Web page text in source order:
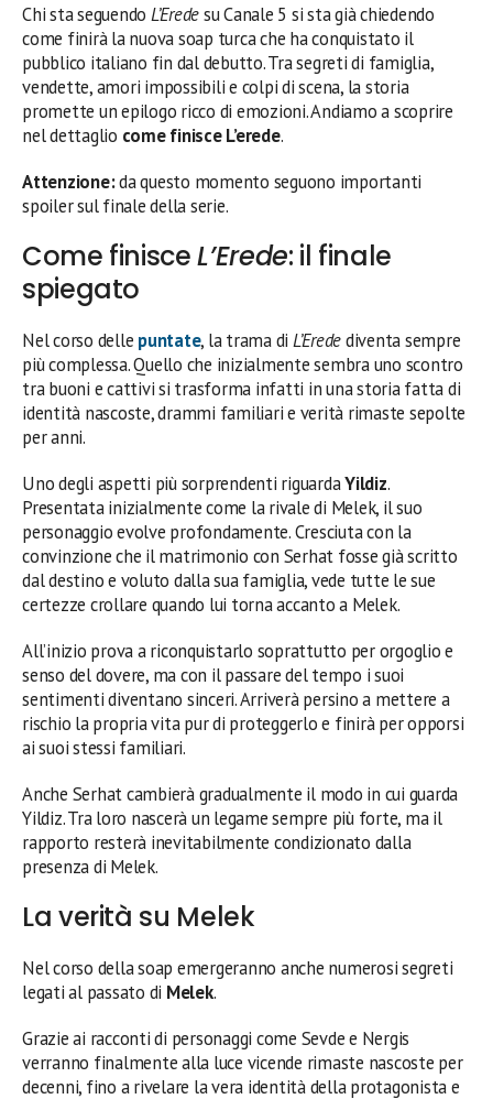
Chi sta seguendo L’Eredesu Canale 5 si sta già chiedendo
come finirà la nuova soap turca che ha conquistato il
pubblico italiano fin dal debutto. Tra segreti di famiglia,
vendette, amori impossibili e colpi di scena, la storia
promette un epilogo ricco di emozioni. Andiamo a scoprire
nel dettaglio come finisce L’erede.
Attenzione:da questo momento seguono importanti
spoiler sul finale della serie.
Come finisceL’Erede: il finale
spiegato
Nel corso delle puntate, la trama di L’Eredediventa sempre
più complessa. Quello che inizialmente sembra uno scontro
tra buoni e cattivi si trasforma infatti in una storia fatta di
identità nascoste, drammi familiari e verità rimaste sepolte
per anni.
Uno degli aspetti più sorprendenti riguardaYildiz.
Presentata inizialmente come la rivale di Melek, il suo
personaggio evolve profondamente. Cresciuta con la
convinzione che il matrimonio con Serhat fosse già scritto
dal destino e voluto dalla sua famiglia, vede tutte le sue
certezze crollare quando lui torna accanto a Melek.
All’inizio prova a riconquistarlo soprattutto per orgoglio e
senso del dovere, ma con il passare del tempo i suoi
sentimenti diventano sinceri. Arriverà persino a mettere a
rischio la propria vita pur di proteggerlo e finirà per opporsi
ai suoi stessi familiari.
Anche Serhat cambierà gradualmente il modo in cui guarda
Yildiz. Tra loro nascerà un legame sempre più forte, ma il
rapporto resterà inevitabilmente condizionato dalla
presenza di Melek.
La verità su Melek
Nel corso della soap emergeranno anche numerosi segreti
legati al passato di Melek.
Grazie ai racconti di personaggi come Sevde e Nergis
verranno finalmente alla luce vicende rimaste nascoste per
decenni, fino a rivelare la vera identità della protagonista e